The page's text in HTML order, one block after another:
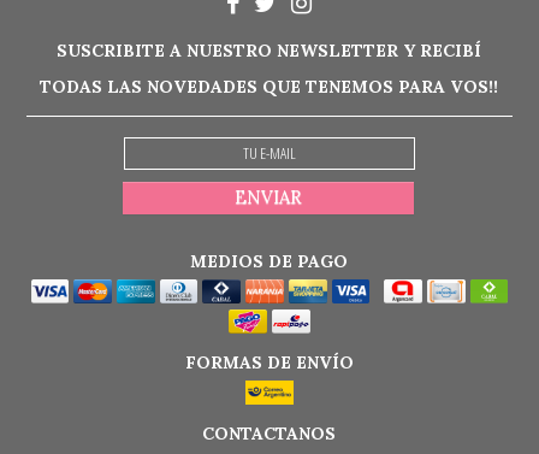
SUSCRIBITE A NUESTRO NEWSLETTER Y RECIBÍ
TODAS LAS NOVEDADES QUE TENEMOS PARA VOS!!
MEDIOS DE PAGO
FORMAS DE ENVÍO
CONTACTANOS